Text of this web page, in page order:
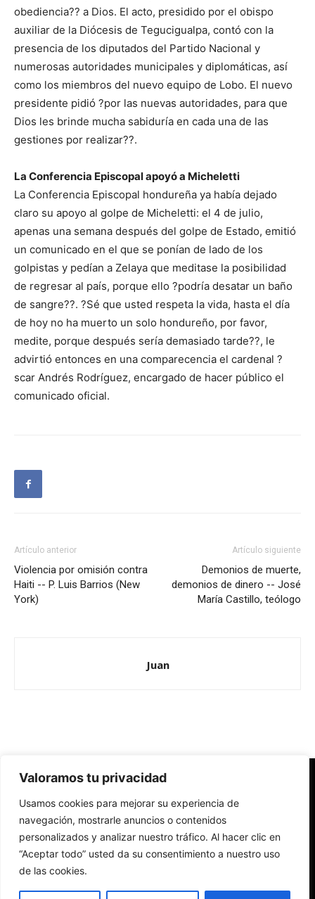
Valoramos tu privacidad
Usamos cookies para mejorar su experiencia de
navegación, mostrarle anuncios o contenidos
personalizados y analizar nuestro tráfico. Al hacer clic en
“Aceptar todo” usted da su consentimiento a nuestro uso
de las cookies.
obediencia?? a Dios. El acto, presidido por el obispo
auxiliar de la Diócesis de Tegucigualpa, contó con la
presencia de los diputados del Partido Nacional y
numerosas autoridades municipales y diplomáticas, así
como los miembros del nuevo equipo de Lobo. El nuevo
presidente pidió ?por las nuevas autoridades, para que
Dios les brinde mucha sabiduría en cada una de las
gestiones por realizar??.
La Conferencia Episcopal apoyó a Micheletti
La Conferencia Episcopal hondureña ya había dejado
claro su apoyo al golpe de Micheletti: el 4 de julio,
apenas una semana después del golpe de Estado, emitió
un comunicado en el que se ponían de lado de los
golpistas y pedían a Zelaya que meditase la posibilidad
de regresar al país, porque ello ?podría desatar un baño
de sangre??. ?Sé que usted respeta la vida, hasta el día
de hoy no ha muerto un solo hondureño, por favor,
medite, porque después sería demasiado tarde??, le
advirtió entonces en una comparecencia el cardenal ?
scar Andrés Rodríguez, encargado de hacer público el
comunicado oficial.
Artículo anterior
Violencia por omisión contra
Haiti -- P. Luis Barrios (New
York)
Artículo siguiente
Demonios de muerte,
demonios de dinero -- José
María Castillo, teólogo
Juan
Redes Cristianas
Una mirada alternativa sobre la Iglesia católica y la sociedad
- Colectivos de Redes Cristianas